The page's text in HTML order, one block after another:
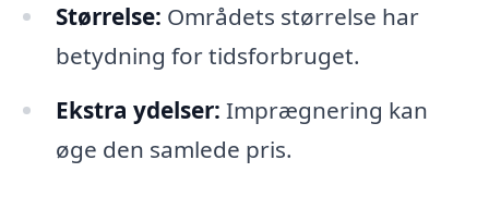
Størrelse: Områdets størrelse har
betydning for tidsforbruget.
Ekstra ydelser: Imprægnering kan
øge den samlede pris.